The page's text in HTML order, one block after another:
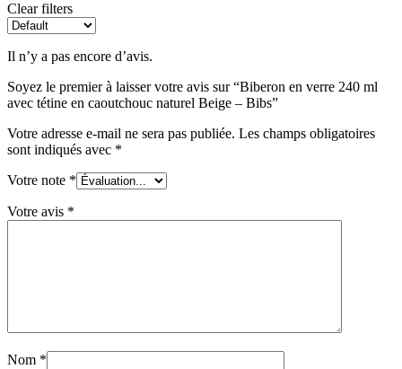
Clear filters
Il n’y a pas encore d’avis.
Soyez le premier à laisser votre avis sur “Biberon en verre 240 ml
avec tétine en caoutchouc naturel Beige – Bibs”
Votre adresse e-mail ne sera pas publiée. Les champs obligatoires
sont indiqués avec *
Votre note *
Votre avis *
Nom *